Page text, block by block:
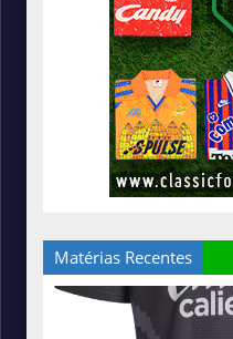
Matérias Recentes